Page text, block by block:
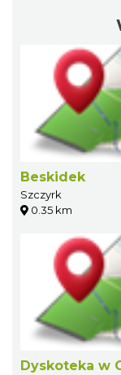
Beskidek
Szczyrk
0.35 km
Dyskoteka w